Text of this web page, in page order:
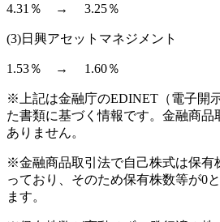
4.31％ → 3.25％
(3)日興アセットマネジメント
1.53％ → 1.60％
※上記は金融庁のEDINET（電子開
た書類に基づく情報です。金融商品
ありません。
※金融商品取引法で自己株式は保有
っており、そのため保有株数等が0
ます。